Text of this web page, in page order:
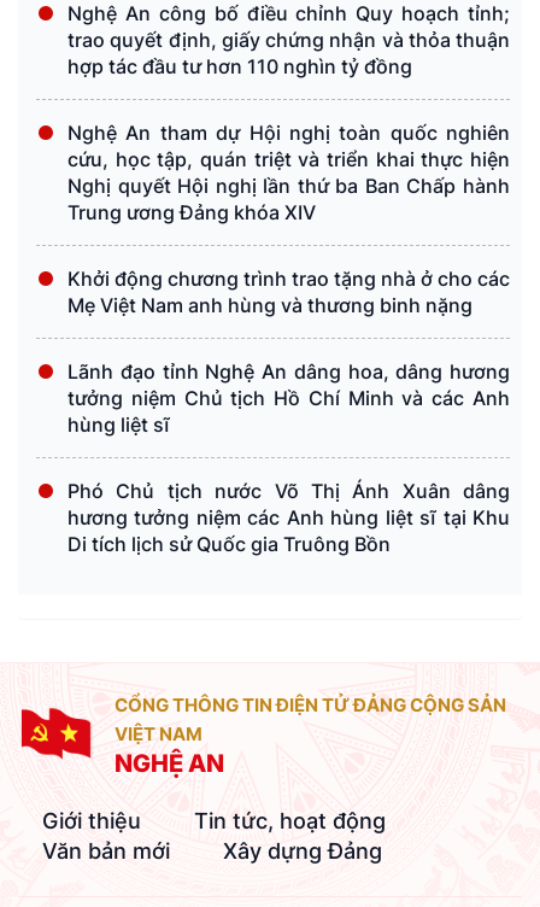
Nghệ An công bố điều chỉnh Quy hoạch tỉnh;
trao quyết định, giấy chứng nhận và thỏa thuận
hợp tác đầu tư hơn 110 nghìn tỷ đồng
Nghệ An tham dự Hội nghị toàn quốc nghiên
cứu, học tập, quán triệt và triển khai thực hiện
Nghị quyết Hội nghị lần thứ ba Ban Chấp hành
Trung ương Đảng khóa XIV
Khởi động chương trình trao tặng nhà ở cho các
Mẹ Việt Nam anh hùng và thương binh nặng
Lãnh đạo tỉnh Nghệ An dâng hoa, dâng hương
tưởng niệm Chủ tịch Hồ Chí Minh và các Anh
hùng liệt sĩ
Phó Chủ tịch nước Võ Thị Ánh Xuân dâng
hương tưởng niệm các Anh hùng liệt sĩ tại Khu
Di tích lịch sử Quốc gia Truông Bồn
CỔNG THÔNG TIN ĐIỆN TỬ ĐẢNG CỘNG SẢN
VIỆT NAM
NGHỆ AN
Giới thiệu
Tin tức, hoạt động
Văn bản mới
Xây dựng Đảng